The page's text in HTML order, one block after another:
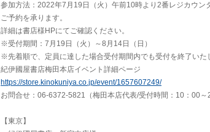
参加方法：2022年7月19日（火）午前10時より2番レジカウン
ご予約を承ります。
詳細は書店様HPにてご確認ください。
※受付期間：7月19日（火）～8月14日（日）
※先着順で、定員に達した場合受付期間内でも受付を終了いた
紀伊國屋書店梅田本店イベント詳細ページ
https://store.kinokuniya.co.jp/event/1657607249/
お問合せ：06-6372-5821（梅田本店代表/受付時間：10：00～
【東京】